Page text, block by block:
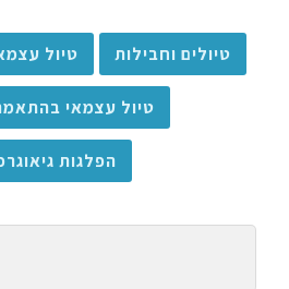
טיולים וחבילות טיול
טיול עצמאי
הפלגות